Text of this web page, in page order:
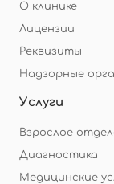
О клинике
Лицензии
Реквизиты
Надзорные
Услуги
Взрослое
Диагностика
Медицинские